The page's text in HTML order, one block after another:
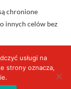
chronione
innych celów bez
usługi na
strony oznacza,